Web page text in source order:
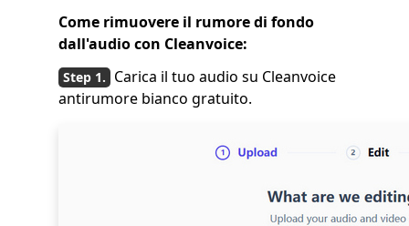
Come rimuovere il rumore di fondo
dall'audio con Cleanvoice:
Carica il tuo audio su Cleanvoice
antirumore bianco gratuito.